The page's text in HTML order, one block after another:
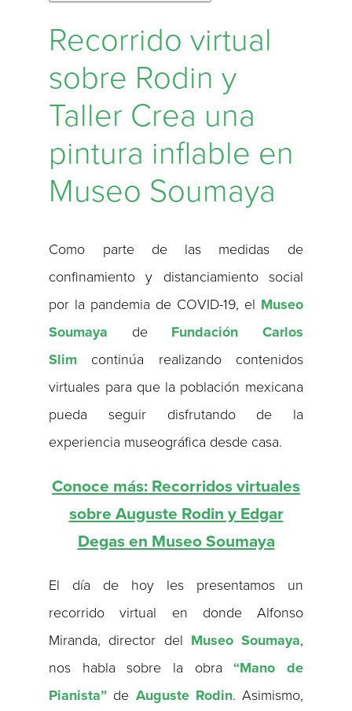
Recorrido virtual
sobre Rodin y
Taller Crea una
pintura inflable en
Museo Soumaya
Como parte de las medidas de
confinamiento y distanciamiento social
por la pandemia de COVID-19, el Museo
Soumaya de Fundación Carlos
Slim continúa realizando contenidos
virtuales para que la población mexicana
pueda seguir disfrutando de la
experiencia museográfica desde casa.
Conoce más: Recorridos virtuales
sobre Auguste Rodin y Edgar
Degas en Museo Soumaya
El día de hoy les presentamos un
recorrido virtual en donde Alfonso
Miranda, director del Museo Soumaya,
nos habla sobre la obra“Mano de
Pianista” de Auguste Rodin. Asimismo,